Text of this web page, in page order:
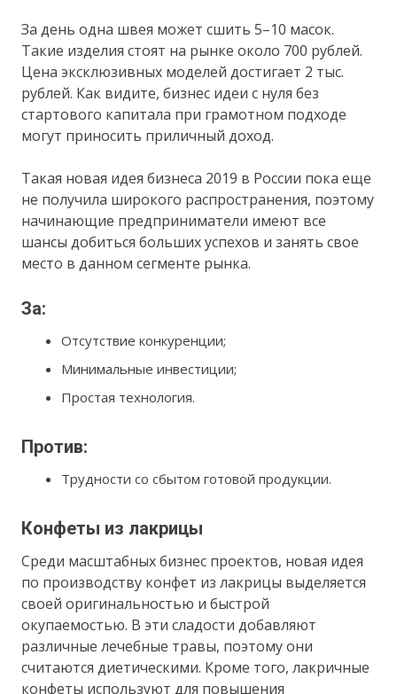
За день одна швея может сшить 5–10 масок.
Такие изделия стоят на рынке около 700 рублей.
Цена эксклюзивных моделей достигает 2 тыс.
рублей. Как видите, бизнес идеи с нуля без
стартового капитала при грамотном подходе
могут приносить приличный доход.
Такая новая идея бизнеса 2019 в России пока еще
не получила широкого распространения, поэтому
начинающие предприниматели имеют все
шансы добиться больших успехов и занять свое
место в данном сегменте рынка.
За:
Отсутствие конкуренции;
Минимальные инвестиции;
Простая технология.
Против:
Трудности со сбытом готовой продукции.
Конфеты из лакрицы
Среди масштабных бизнес проектов, новая идея
по производству конфет из лакрицы выделяется
своей оригинальностью и быстрой
окупаемостью. В эти сладости добавляют
различные лечебные травы, поэтому они
считаются диетическими. Кроме того, лакричные
конфеты используют для повышения